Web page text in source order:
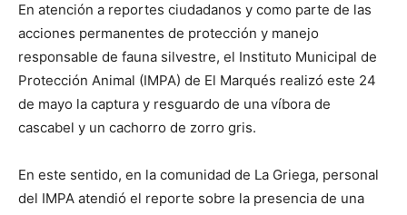
En atención a reportes ciudadanos y como parte de las
acciones permanentes de protección y manejo
responsable de fauna silvestre, el Instituto Municipal de
Protección Animal (IMPA) de El Marqués realizó este 24
de mayo la captura y resguardo de una víbora de
cascabel y un cachorro de zorro gris.
En este sentido, en la comunidad de La Griega, personal
del IMPA atendió el reporte sobre la presencia de una